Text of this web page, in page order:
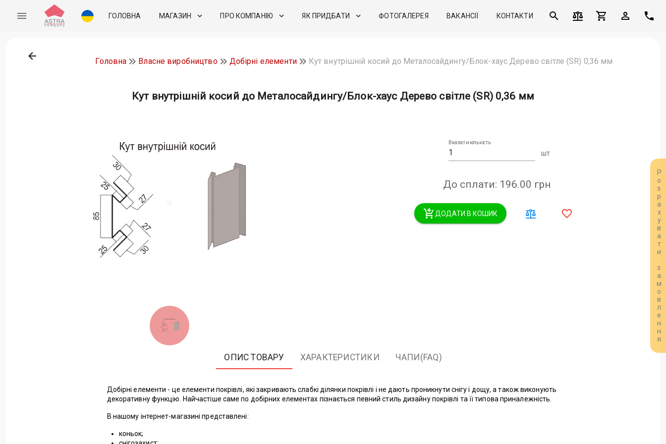
ГОЛОВНА МАГАЗИН ПРО КОМПАНІЮ ЯК ПРИДБАТИ ФОТОГАЛЕРЕЯ ВАКАНСІЇ КОНТАКТИ
Розрахувати замовлення
Головна Власне виробництво Добірні елементи Кут внутрішній косий до Металосайдингу/Блок-хаус Дерево світле (SR) 0,36 мм
Кут внутрішній косий до Металосайдингу/Блок-хаус Дерево світле (SR) 0,36 мм
Вказати кількість
шт
До сплати: 196.00 грн
ДОДАТИ В КОШИК
ОПИС ТОВАРУ ХАРАКТЕРИСТИКИ ЧАПИ(FAQ)
Добірні елементи - це елементи покрівлі, які закривають слабкі ділянки покрівлі і не дають проникнути снігу і дощу, а також виконують
декоративну функцію. Найчастіше саме по добірних елементах пізнається певний стиль дизайну покрівлі та її типова приналежність.
В нашому інтернет-магазині представлені:
коньок;